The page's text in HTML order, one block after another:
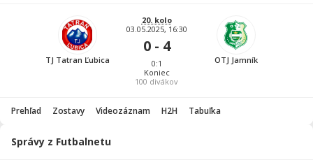
TJ Tatran Ľubica
20. kolo
03.05.2025, 16:30
0 - 4
0:1
Koniec
100 divákov
OTJ Jamník
Prehľad Zostavy Videozáznam H2H Tabuľka
Správy z Futbalnetu